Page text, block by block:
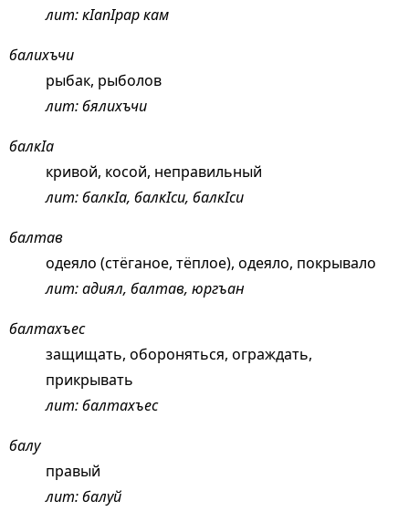
лит: кIапIрар кам
балихъчи
рыбак, рыболов
лит: бялихъчи
балкIа
кривой, косой, неправильный
лит: балкIа, балкIси, балкIси
балтав
одеяло (стёганое, тёплое), одеяло, покрывало
лит: адиял, балтав, юргъан
балтахъес
защищать, обороняться, ограждать,
прикрывать
лит: балтахъес
балу
правый
лит: балуй